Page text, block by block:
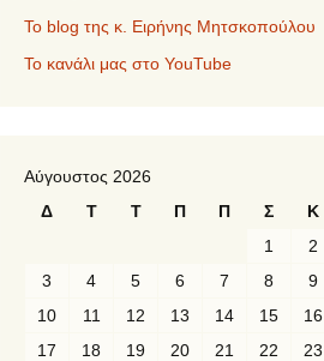
Το blog της κ. Ειρήνης Μητσκοπούλου
Το κανάλι μας στο YouTube
Αύγουστος 2026
Δ
Τ Τ Π Π Σ Κ
1
2
3
4 5 6 7 8
9
10
11 12 13 14 15
16
17
18 19 20 21 22
23